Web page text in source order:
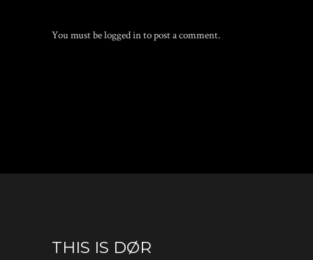
You must belogged into post a comment.
THIS IS DØR